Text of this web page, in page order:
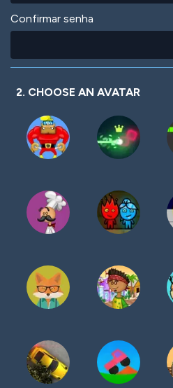
Confirmar senha
2. CHOOSE AN AVATAR